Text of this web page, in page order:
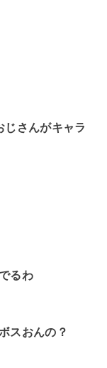
じさんがキャラ
るわ
スおんの？